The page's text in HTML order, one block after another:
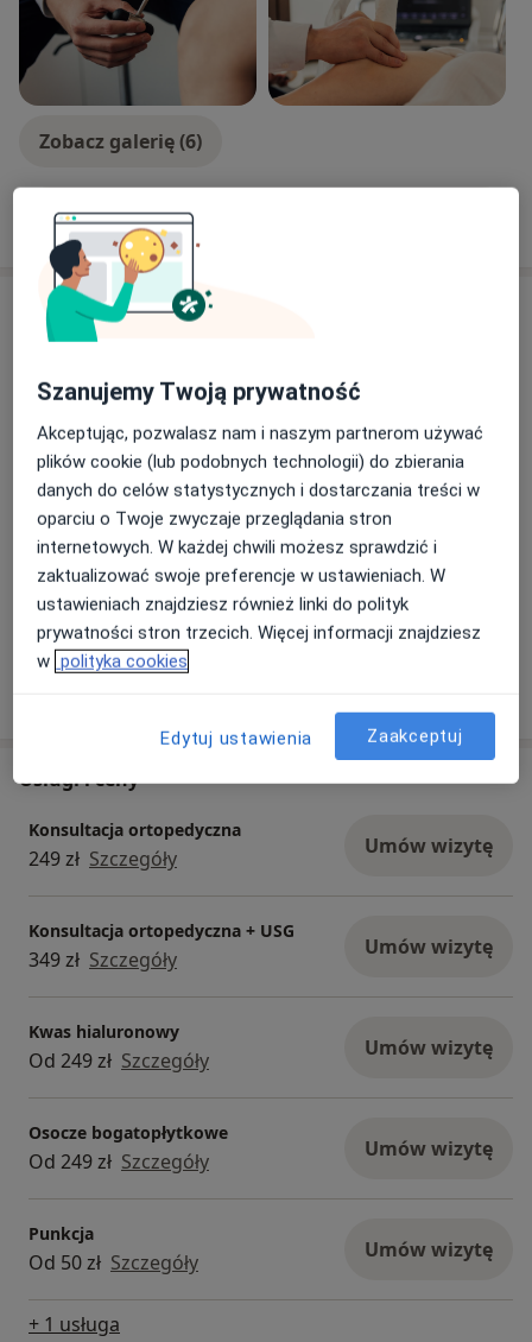
Zobacz galerię (6)
Aktualności
lek. Łukasz Haze
Mikołaja Kopernika 36a, 90-552 Łódź
Terapia osoczem bogotapłytkowym - PRP
07/01/2024
Usługi i ceny
Konsultacja ortopedyczna
249 zł Szczegóły Umów wizytę
Konsultacja ortopedyczna + USG
349 zł Szczegóły Umów wizytę
Kwas hialuronowy
Od 249 zł Szczegóły Umów wizytę
Osocze bogatopłytkowe
Od 249 zł Szczegóły Umów wizytę
Punkcja
Od 50 zł Szczegóły Umów wizytę
+ 1 usługa
Szanujemy Twoją prywatność
Akceptując, pozwalasz nam i naszym partnerom używać
plików cookie (lub podobnych technologii) do zbierania
danych do celów statystycznych i dostarczania treści w
oparciu o Twoje zwyczaje przeglądania stron
internetowych. W każdej chwili możesz sprawdzić i
zaktualizować swoje preferencje w ustawieniach. W
ustawieniach znajdziesz również linki do polityk
prywatności stron trzecich. Więcej informacji znajdziesz
w polityka cookies
Edytuj ustawienia Zaakceptuj